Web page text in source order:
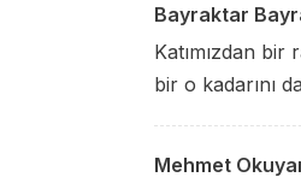
Bayraktar
Katımızdan
bir o kadarını
Mehmet